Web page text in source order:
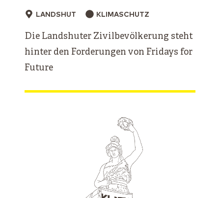
LANDSHUT KLIMASCHUTZ
Die Landshuter Zivilbevölkerung steht
hinter den Forderungen von Fridays for
Future